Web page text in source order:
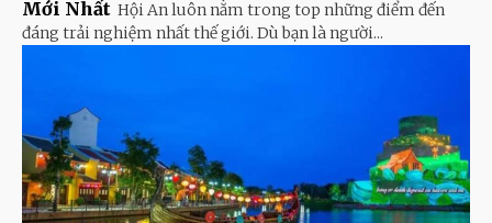
Mới Nhất Hội An luôn nằm trong top những điểm đến
đáng trải nghiệm nhất thế giới. Dù bạn là người...